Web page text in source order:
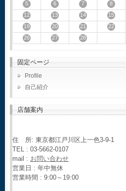
5
6 7 8
12
13 14 15
19
20 21 22
26
27 28
固定ページ
Profile
自己紹介
店舗案内
住 所: 東京都江戸川区上一色3-9-1
TEL : 03-5662-0107
mail : お問い合わせ
営業日 : 年中無休
営業時間 : 9:00～19:00